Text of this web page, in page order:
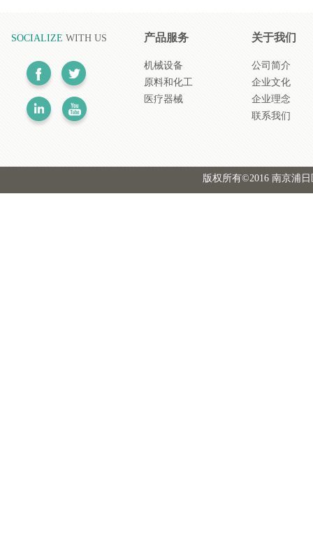
版权所有©2016 南京浦
关于我们
公司简介
企业文化
企业理念
联系我们
SOCIALIZE WITH US 产品服务
机械设备
原料和化工
医疗器械